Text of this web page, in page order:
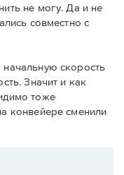
не могу. Да и не
совместно с
скорость
Значит и как
тоже
конвейере сменили